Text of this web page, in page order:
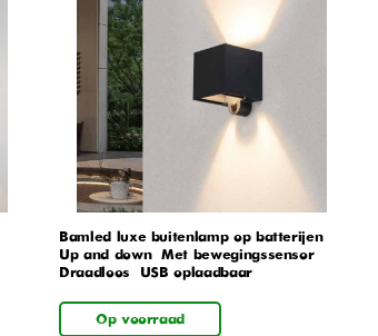
Bamled luxe buitenlamp op batterijen –
Up and down – Met bewegingssensor –
Draadloos – USB oplaadbaar
Op voorraad